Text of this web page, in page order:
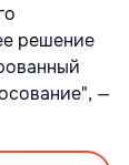
решение
—